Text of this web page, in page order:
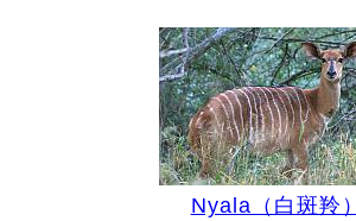
Nyala（白斑羚）